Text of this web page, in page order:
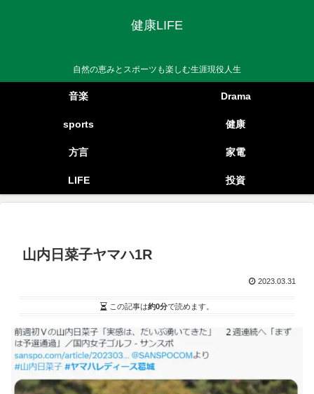
健康LIFE
自然の恵みとスポーツも楽しむ生涯現役人生
音楽 Drama
sports 健康
方言 家電
LIFE 投資
山内日菜子ヤマハ1R
2023.03.31
この記事は約0分で読めます。